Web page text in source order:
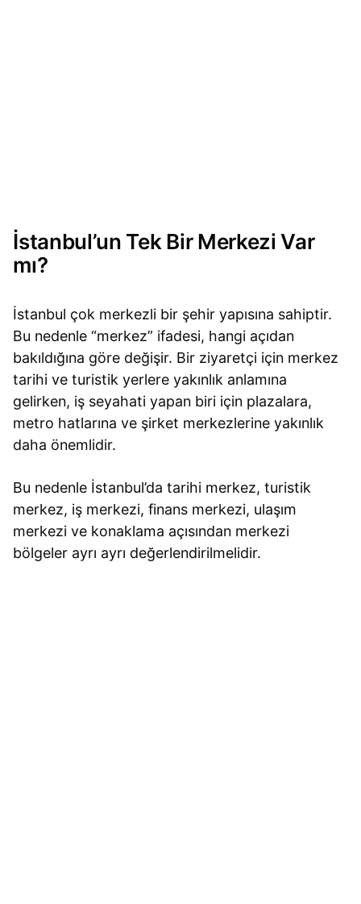
İstanbul’un Tek Bir Merkezi Var
mı?
İstanbul çok merkezli bir şehir yapısına sahiptir.
Bu nedenle “merkez” ifadesi, hangi açıdan
bakıldığına göre değişir. Bir ziyaretçi için merkez
tarihi ve turistik yerlere yakınlık anlamına
gelirken, iş seyahati yapan biri için plazalara,
metro hatlarına ve şirket merkezlerine yakınlık
daha önemlidir.
Bu nedenle İstanbul’da tarihi merkez, turistik
merkez, iş merkezi, finans merkezi, ulaşım
merkezi ve konaklama açısından merkezi
bölgeler ayrı ayrı değerlendirilmelidir.